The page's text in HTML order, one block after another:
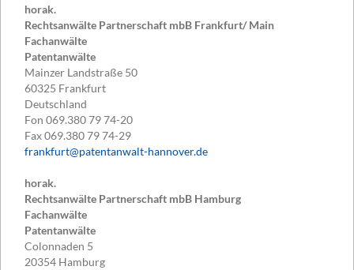
horak.
Rechtsanwälte Partnerschaft mbB Frankfurt/ Main
Fachanwälte
Patentanwälte
Mainzer Landstraße 50
60325 Frankfurt
Deutschland
Fon 069.380 79 74-20
Fax069.380 79 74-29
frankfurt@patentanwalt-hannover.de
horak.
Rechtsanwälte Partnerschaft mbB Hamburg
Fachanwälte
Patentanwälte
Colonnaden 5
20354 Hamburg